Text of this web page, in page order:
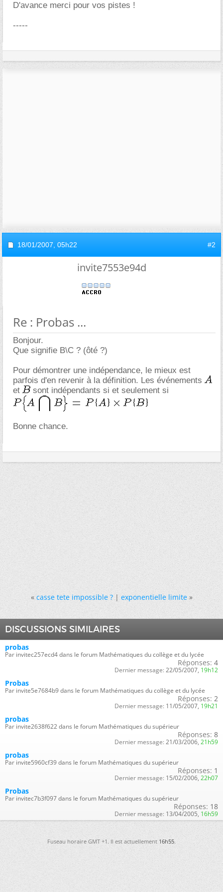
D'avance merci pour vos pistes !
-----
18/01/2007, 05h22 #2
invite7553e94d
Re : Probas ...
Bonjour.
Que signifie B\C ? (ôté ?)
Pour démontrer une indépendance, le mieux est
parfois d'en revenir à la définition. Les événements
et
sont indépendants si et seulement si
Bonne chance.
« casse tete impossible ?|exponentielle limite »
DISCUSSIONS SIMILAIRES
probas
Par invitec257ecd4 dans le forum Mathématiques du collège et du lycée
Réponses: 4
Dernier message: 22/05/2007, 19h12
Probas
Par invite5e7684b9 dans le forum Mathématiques du collège et du lycée
Réponses: 2
Dernier message: 11/05/2007, 19h21
probas
Par invite2638f622 dans le forum Mathématiques du supérieur
Réponses: 8
Dernier message: 21/03/2006, 21h59
probas
Par invite5960cf39 dans le forum Mathématiques du supérieur
Réponses: 1
Dernier message: 15/02/2006, 22h07
Probas
Par invitec7b3f097 dans le forum Mathématiques du supérieur
Réponses: 18
Dernier message: 13/04/2005, 16h59
Fuseau horaire GMT +1. Il est actuellement16h55.